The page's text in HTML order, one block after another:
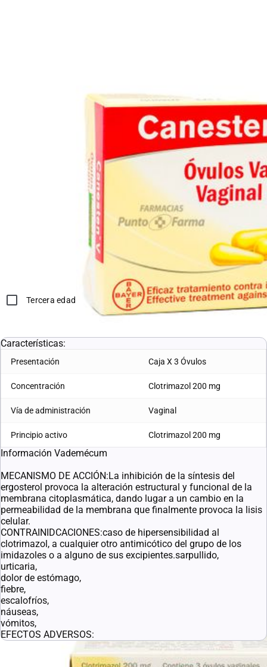
una vez al día preferentemente por la noche antes de acostarse,
durante 3 días consecutivos.Administrar con precaución y con
*Compras con receta médica o tercera edad, deben adjuntar en
el siguiente paso la documentación correspondiente.
Tercera edad
Características:
Presentación Caja X 3 Óvulos
Concentración Clotrimazol 200 mg
Vía de administración Vaginal
Principio activo Clotrimazol 200 mg
Información Vademécum
MECANISMO DE ACCIÓN:La inhibición de la síntesis del
ergosterol provoca la alteración estructural y funcional de la
membrana citoplasmática, dando lugar a un cambio en la
permeabilidad de la membrana que finalmente provoca la lisis
celular.
CONTRAINIDCACIONES:caso de hipersensibilidad al
clotrimazol, a cualquier otro antimicótico del grupo de los
imidazoles o a alguno de sus excipientes.sarpullido,
urticaria,
dolor de estómago,
fiebre,
escalofríos,
náuseas,
vómitos,
EFECTOS ADVERSOS: